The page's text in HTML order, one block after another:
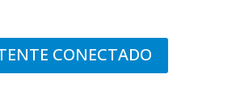
CONECTADO